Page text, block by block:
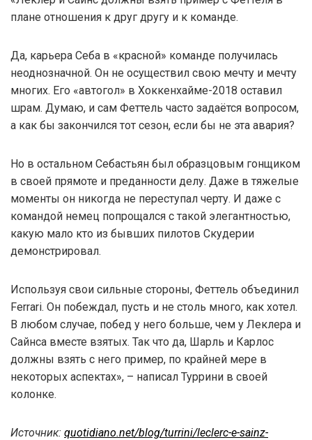
плане отношения к друг другу и к команде.
Да, карьера Себа в «красной» команде получилась
неоднозначной. Он не осуществил свою мечту и мечту
многих. Его «автогол» в Хоккенхайме-2018 оставил
шрам. Думаю, и сам Феттель часто задаётся вопросом,
а как бы закончился тот сезон, если бы не эта авария?
Но в остальном Себастьян был образцовым гонщиком
в своей прямоте и преданности делу. Даже в тяжелые
моменты он никогда не переступал черту. И даже с
командой немец попрощался с такой элегантностью,
какую мало кто из бывших пилотов Скудерии
демонстрировал.
Используя свои сильные стороны, Феттель объединил
Ferrari. Он побеждал, пусть и не столь много, как хотел.
В любом случае, побед у него больше, чем у Леклера и
Сайнса вместе взятых. Так что да, Шарль и Карлос
должны взять с него пример, по крайней мере в
некоторых аспектах», – написал Туррини в своей
колонке.
Источник: quotidiano.net/blog/turrini/leclerc-e-sainz-